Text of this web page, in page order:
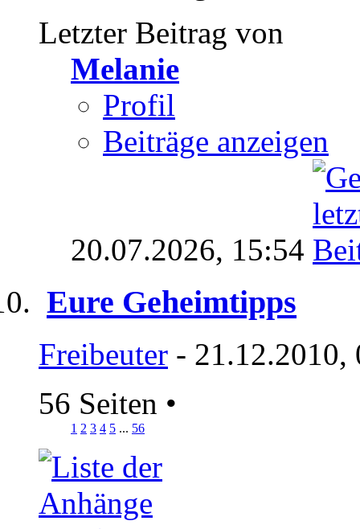
Letzter Beitrag von
Melanie
Profil
Beiträge anzeigen
20.07.2026, 15:54
Eure Geheimtipps
Freibeuter - 21.12.2010,
56 Seiten •
1 2 3 4 5 ... 56